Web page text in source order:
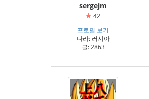
sergejm
42
프로필 보기
나라: 러시아
글: 2863